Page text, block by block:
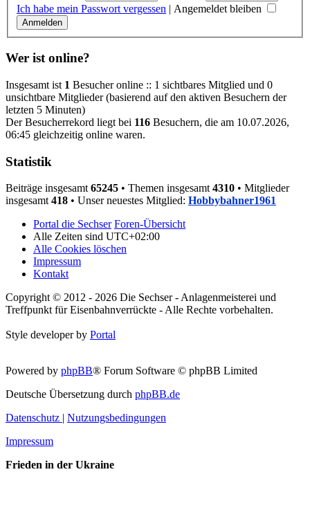
Ich habe mein Passwort vergessen | Angemeldet bleiben
Wer ist online?
Insgesamt ist 1 Besucher online :: 1 sichtbares Mitglied und 0
unsichtbare Mitglieder (basierend auf den aktiven Besuchern der
letzten 5 Minuten)
Der Besucherrekord liegt bei 116 Besuchern, die am 10.07.2026,
06:45 gleichzeitig online waren.
Statistik
Beiträge insgesamt 65245 • Themen insgesamt 4310 • Mitglieder
insgesamt 418 • Unser neuestes Mitglied: Hobbybahner1961
Portal die Sechser Foren-Übersicht
Alle Zeiten sind UTC+02:00
Alle Cookies löschen
Impressum
Kontakt
Copyright © 2012 - 2026 Die Sechser - Anlagenmeisterei und
Treffpunkt für Eisenbahnverrückte - Alle Rechte vorbehalten.
Style developer by Portal
Powered by phpBB® Forum Software © phpBB Limited
Deutsche Übersetzung durch phpBB.de
Datenschutz | Nutzungsbedingungen
Impressum
Frieden in der Ukraine